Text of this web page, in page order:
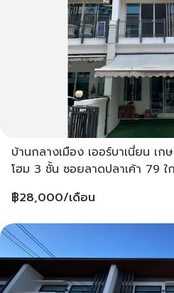
บ้านกลางเมือง เออร์บาเนี่ยน เก
โฮม 3 ชั้น ซอยลาดปลาเค้า 79
฿28,000/เดือน